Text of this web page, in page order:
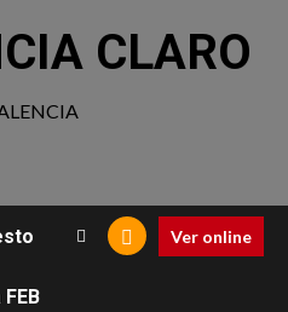
CLARO
Ver online